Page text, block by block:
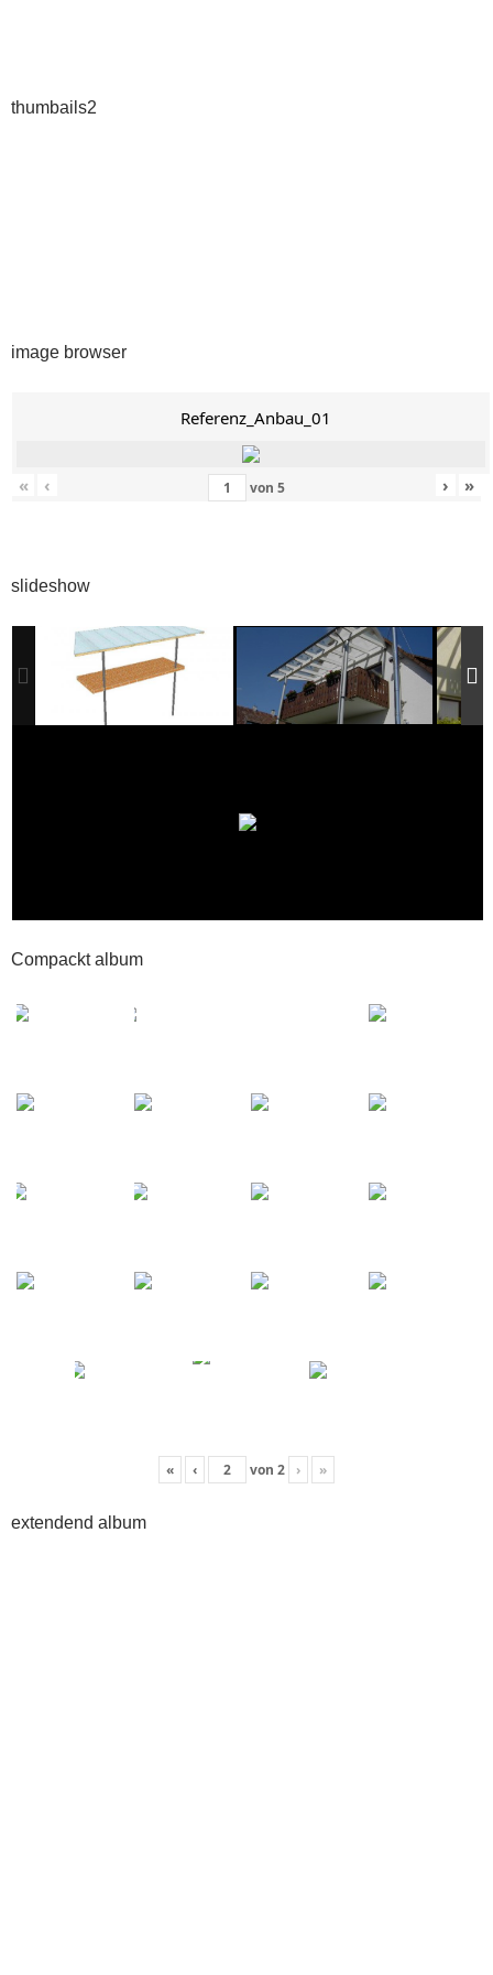
thumbails2
image browser
Referenz_Anbau_01
« ‹ von 5 › »
slideshow
Compackt album
« ‹ von 2 › »
extendend album